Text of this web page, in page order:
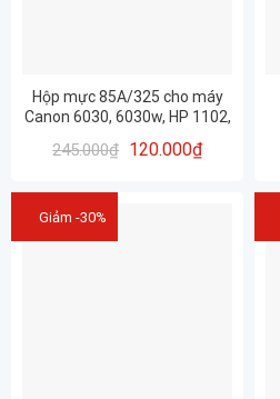
Hộp mực 85A/325 cho máy
Canon 6030, 6030w, HP 1102,
245.000₫ 120.000₫
Giảm -30%